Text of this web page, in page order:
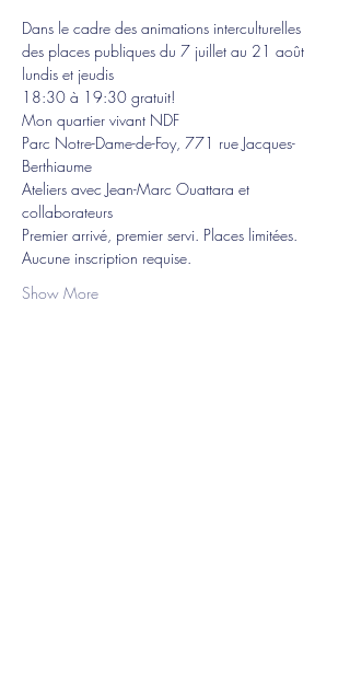
Dans le cadre des animations interculturelles
des places publiques du 7 juillet au 21 août
lundis et jeudis
18:30 à 19:30 gratuit!
Mon quartier vivant NDF
Parc Notre-Dame-de-Foy, 771 rue Jacques-
Berthiaume
Ateliers avec Jean-Marc Ouattara et
collaborateurs
Premier arrivé, premier servi. Places limitées.
Aucune inscription requise.
Show More